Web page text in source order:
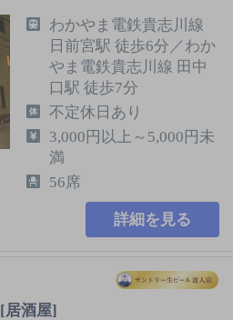
わかやま電鉄貴志川線
日前宮駅 徒歩6分／わか
やま電鉄貴志川線 田中
口駅 徒歩7分
不定休日あり
3,000円以上～5,000円未
満
56席
詳細を見る
[居酒屋]